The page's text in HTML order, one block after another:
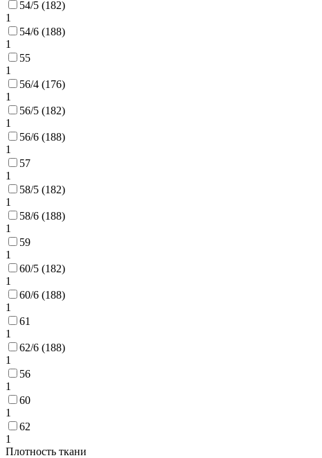
54/5 (182)
1
54/6 (188)
1
55
1
56/4 (176)
1
56/5 (182)
1
56/6 (188)
1
57
1
58/5 (182)
1
58/6 (188)
1
59
1
60/5 (182)
1
60/6 (188)
1
61
1
62/6 (188)
1
56
1
60
1
62
1
Плотность ткани